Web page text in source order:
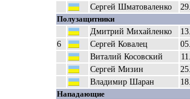
Сергей Шматоваленко
Полузащитники
Дмитрий Михайленко
6
Сергей Ковалец
Виталий Косовский
Сергей Мизин
Владимир Шаран
Нападающие